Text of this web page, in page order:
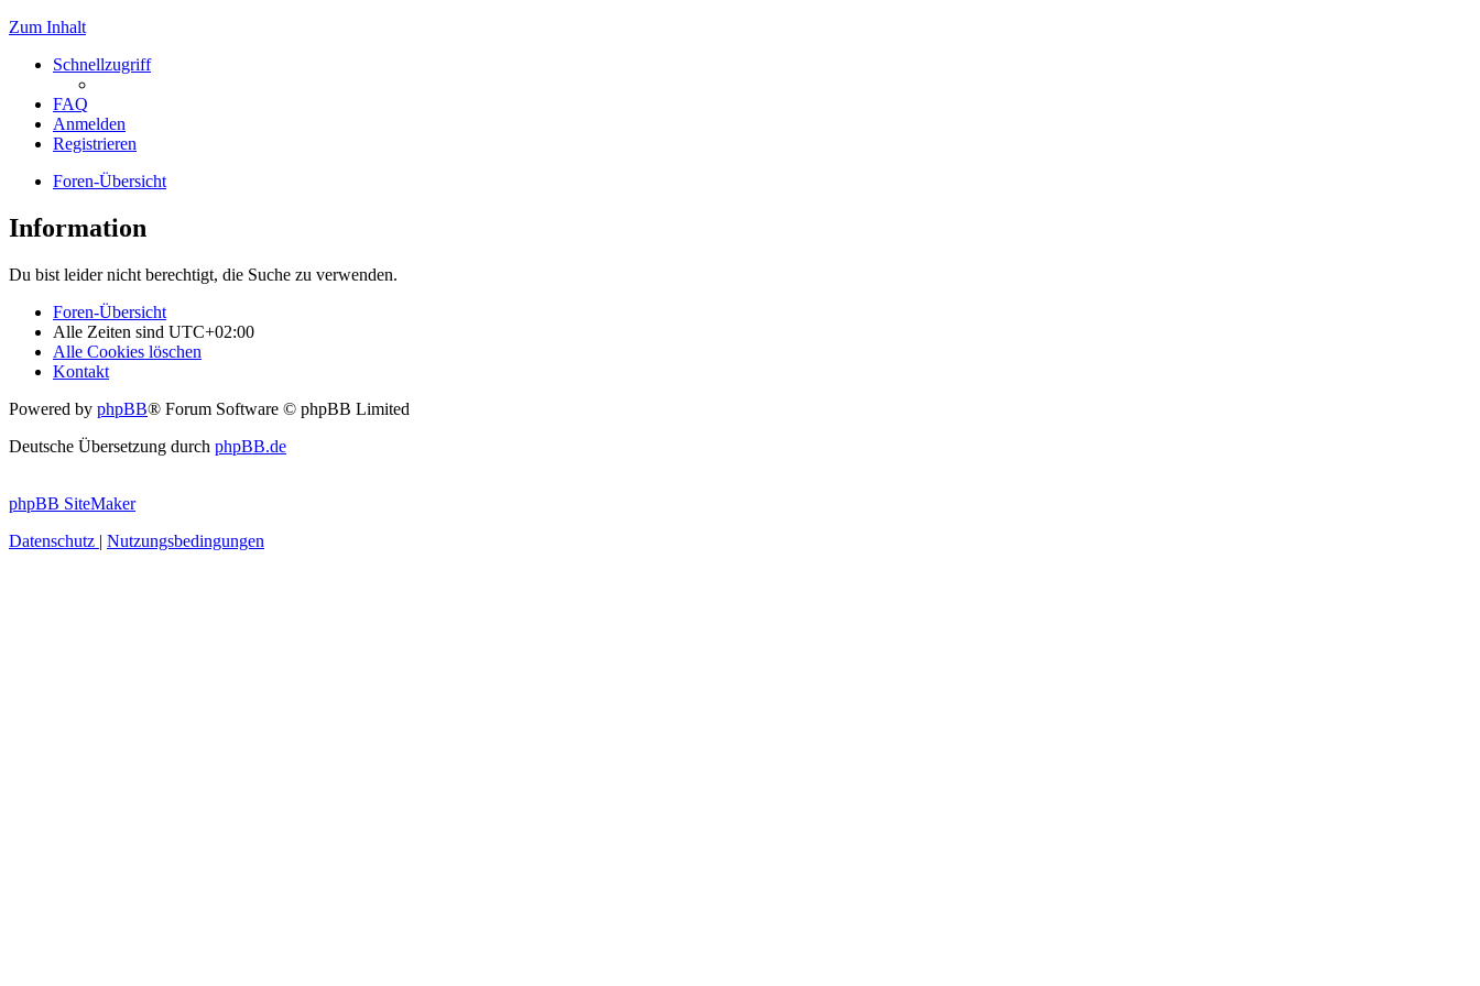
Zum Inhalt
Schnellzugriff
FAQ
Anmelden
Registrieren
Foren-Übersicht
Information
Du bist leider nicht berechtigt, die Suche zu verwenden.
Foren-Übersicht
Alle Zeiten sind UTC+02:00
Alle Cookies löschen
Kontakt
Powered by phpBB® Forum Software © phpBB Limited
Deutsche Übersetzung durch phpBB.de
phpBB SiteMaker
Datenschutz | Nutzungsbedingungen